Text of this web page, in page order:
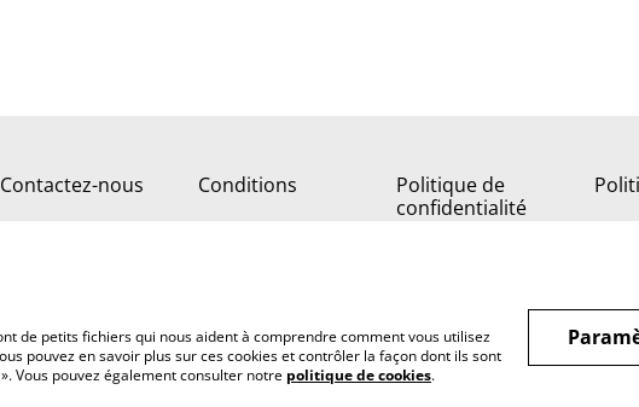
Contactez-nous Conditions
Politique de
confidentialité
de petits fichiers qui nous aident à comprendre comment vous utilisez
pouvez en savoir plus sur ces cookies et contrôler la façon dont ils sont
Vous pouvez également consulter notre politique de cookies.